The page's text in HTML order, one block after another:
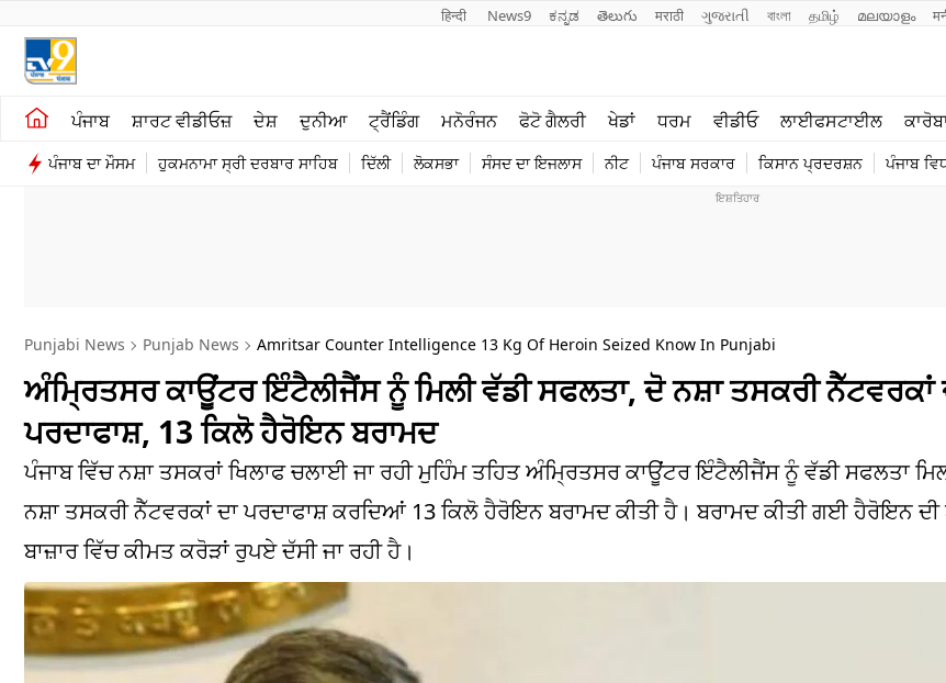
हिन्दी News9 ಕನ್ನಡ తెలుగు मराठी ગુજરાતી বাংলা தமிழ் മലയാളം
ਪੰਜਾਬ ਸ਼ਾਰਟ ਵੀਡੀਓਜ਼ ਦੇਸ਼ ਦੁਨੀਆ ਟ੍ਰੈਂਡਿੰਗ ਮਨੋਰੰਜਨ ਫੋਟੋ ਗੈਲਰੀ ਖੇਡਾਂ ਧਰਮ ਵੀਡੀਓ ਲਾਈਫਸਟਾਈਲ
ਪੰਜਾਬ ਦਾ ਮੌਸਮ ਹੁਕਮਨਾਮਾ ਸ੍ਰੀ ਦਰਬਾਰ ਸਾਹਿਬ ਦਿੱਲੀ ਲੋਕਸਭਾ ਸੰਸਦ ਦਾ ਇਜਲਾਸ ਨੀਟ ਪੰਜਾਬ ਸਰਕਾਰ ਕਿਸਾਨ ਪ੍ਰਦਰਸ਼ਨ ਪੰਜਾਬ
ਖੇਤੀਬਾੜੀ
ਸ਼ਾਰਟ ਵੀਡੀਓਜ਼
ਮਨੋਰੰਜਨ
ਪੰਜਾਬ
Punjabi News Punjab News Amritsar Counter Intelligence 13 Kg Of Heroin Seized Know In Punjabi
ਅੰਮ੍ਰਿਤਸਰ ਕਾਊਂਟਰ ਇੰਟੈਲੀਜੈਂਸ ਨੂੰ ਮਿਲੀ ਵੱਡੀ ਸਫਲਤਾ, ਦੋ ਨਸ਼ਾ ਤਸਕਰੀ ਨੈੱਟਵਰਕਾਂ
ਪਰਦਾਫਾਸ਼, 13 ਕਿਲੋ ਹੈਰੋਇਨ ਬਰਾਮਦ
ਪੰਜਾਬ ਵਿੱਚ ਨਸ਼ਾ ਤਸਕਰਾਂ ਖਿਲਾਫ ਚਲਾਈ ਜਾ ਰਹੀ ਮੁਹਿੰਮ ਤਹਿਤ ਅੰਮ੍ਰਿਤਸਰ ਕਾਊਂਟਰ ਇੰਟੈਲੀਜੈਂਸ ਨੂੰ ਵੱਡੀ ਸਫਲਤਾ
ਨਸ਼ਾ ਤਸਕਰੀ ਨੈੱਟਵਰਕਾਂ ਦਾ ਪਰਦਾਫਾਸ਼ ਕਰਦਿਆਂ 13 ਕਿਲੋ ਹੈਰੋਇਨ ਬਰਾਮਦ ਕੀਤੀ ਹੈ। ਬਰਾਮਦ ਕੀਤੀ ਗਈ ਹੈਰੋਇਨ
ਬਾਜ਼ਾਰ ਵਿੱਚ ਕੀਮਤ ਕਰੋੜਾਂ ਰੁਪਏ ਦੱਸੀ ਜਾ ਰਹੀ ਹੈ।